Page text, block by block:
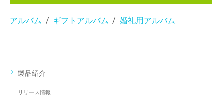
アルバム ギフトアルバム 婚礼用アルバム
製品紹介
リリース情報